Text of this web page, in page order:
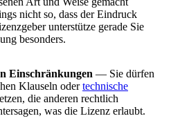
nicht so, dass der Eindruck
unterstütze gerade Sie
besonders.
Einschränkungen — Sie dürfen
Klauseln odertechnische
die anderen rechtlich
was die Lizenz erlaubt.